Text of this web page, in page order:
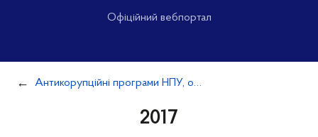
Офіційний вебпортал
Антикорупційні програми НПУ, оцінка корупційних ризиків у діяльності НПУ
2017